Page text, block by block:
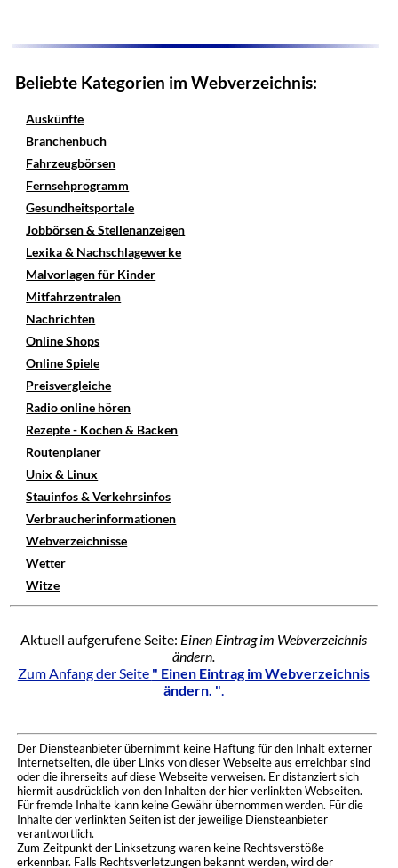
Beliebte Kategorien im Webverzeichnis:
Auskünfte
Branchenbuch
Fahrzeugbörsen
Fernsehprogramm
Gesundheitsportale
Jobbörsen & Stellenanzeigen
Lexika & Nachschlagewerke
Malvorlagen für Kinder
Mitfahrzentralen
Nachrichten
Online Shops
Online Spiele
Preisvergleiche
Radio online hören
Rezepte - Kochen & Backen
Routenplaner
Unix & Linux
Stauinfos & Verkehrsinfos
Verbraucherinformationen
Webverzeichnisse
Wetter
Witze
Aktuell aufgerufene Seite: Einen Eintrag im Webverzeichnis
ändern.
Zum Anfang der Seite " Einen Eintrag im Webverzeichnis
ändern. ".
Der Diensteanbieter übernimmt keine Haftung für den Inhalt externer
Internetseiten, die über Links von dieser Webseite aus erreichbar sind
oder die ihrerseits auf diese Webseite verweisen. Er distanziert sich
hiermit ausdrücklich von den Inhalten der hier verlinkten Webseiten.
Für fremde Inhalte kann keine Gewähr übernommen werden. Für die
Inhalte der verlinkten Seiten ist der jeweilige Diensteanbieter
verantwortlich.
Zum Zeitpunkt der Linksetzung waren keine Rechtsverstöße
erkennbar. Falls Rechtsverletzungen bekannt werden, wird der